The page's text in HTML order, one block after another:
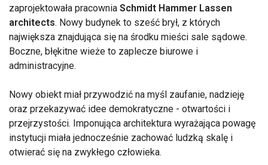
zaprojektowała pracownia Schmidt Hammer Lassen
architects. Nowy budynek to sześć brył, z których
największa znajdująca się na środku mieści sale sądowe.
Boczne, błękitne wieże to zaplecze biurowe i
administracyjne.
Nowy obiekt miał przywodzić na myśl zaufanie, nadzieję
oraz przekazywać idee demokratyczne - otwartości i
przejrzystości. Imponująca architektura wyrażająca powagę
instytucji miała jednocześnie zachować ludzką skalę i
otwierać się na zwykłego człowieka.